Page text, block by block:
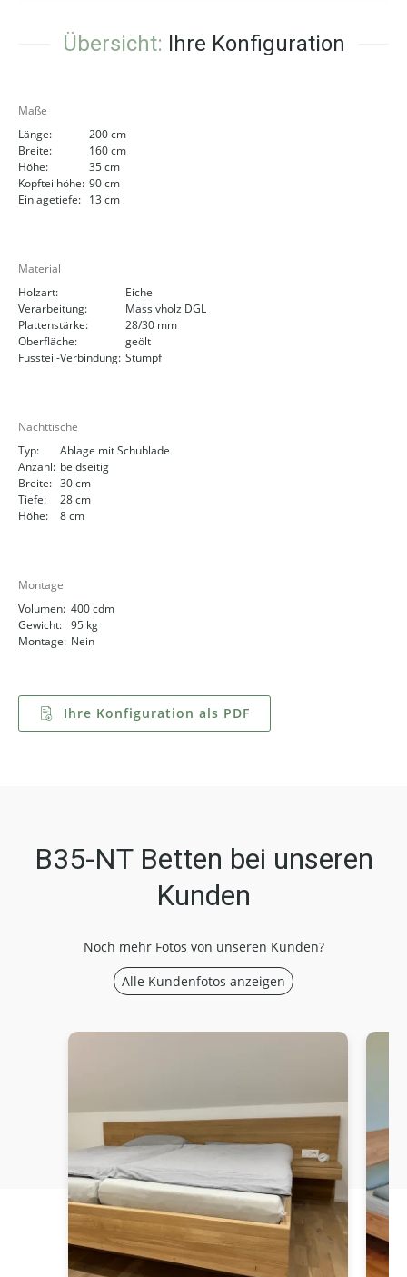
Übersicht: Ihre Konfiguration
Maße
Länge:
200 cm
Breite:
160 cm
Höhe:
35 cm
Kopfteilhöhe: 90 cm
Einlagetiefe: 13 cm
Material
Holzart:
Eiche
Verarbeitung:
Massivholz DGL
Plattenstärke:
28/30 mm
Oberfläche:
geölt
Fussteil-Verbindung: Stumpf
Nachttische
Typ:
Ablage mit Schublade
Anzahl: beidseitig
Breite: 30 cm
Tiefe:
28 cm
Höhe:
8 cm
Montage
Volumen: 400 cdm
Gewicht: 95 kg
Montage: Nein
Ihre Konfiguration als PDF
B35-NT Betten bei unseren
Kunden
Noch mehr Fotos von unseren Kunden?
Alle Kundenfotos anzeigen